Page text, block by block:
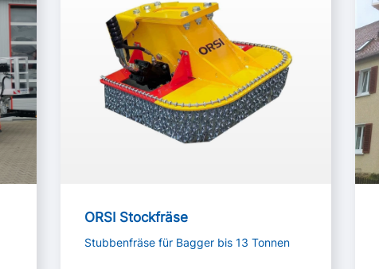
ORSI Stockfräse
Stubbenfräse für Bagger bis 13 Tonnen